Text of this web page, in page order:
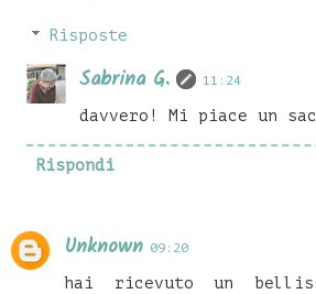
Risposte
Sabrina G. 11:24
davvero! Mi piace un
Rispondi
Unknown 09:20
hai ricevuto un